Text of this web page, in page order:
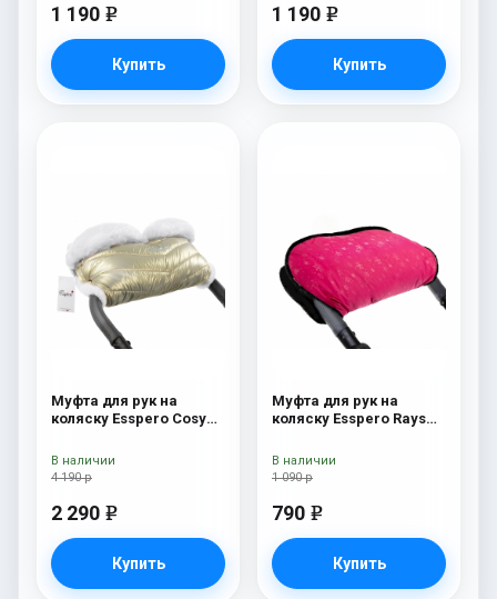
1 190 e
Купить
1 190 e
Купить
Муфта для рук на
коляску Esspero Cosy
4 190 р
2 290 e
Купить
В наличии
Муфта для рук на
коляску Esspero Rays
1 090 р
790 e
Купить
В наличии